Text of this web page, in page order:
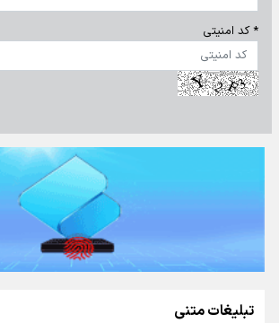
* کد امنیتی
تبلیغات متنی